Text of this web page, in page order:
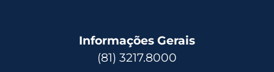
Informações Gerais
(81) 3217.8000